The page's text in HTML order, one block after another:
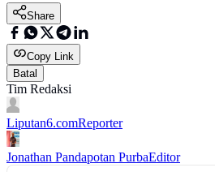
Share
Copy Link
Batal
Tim Redaksi
Liputan6.comReporter
Jonathan Pandapotan PurbaEditor